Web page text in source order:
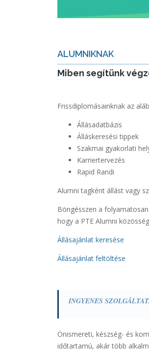
ALUMNIKNAK
Miben segítünk
Frissdiplomásainknak az
Állásadatbázis
Álláskeresési tippek
Szakmai gyakorlati
Karriertervezés
Rapid Randi
Alumni tagként állást vagy
Böngésszen a
hogy a PTE Alumni
Állásajánlat keresése
Állásajánlat feltöltése
INGYENES
Önismereti, készség- és
időtartamú, akár több